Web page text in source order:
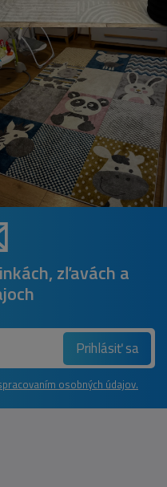
zľavách a
Prihlásiť sa
osobných údajov.